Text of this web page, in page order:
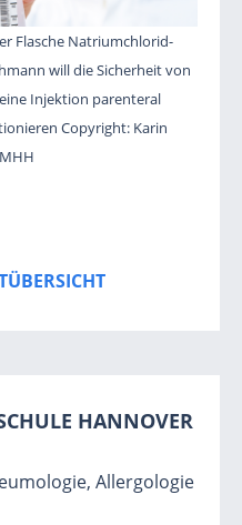
HANNOVER
Allergologie
Flasche Natriumchlorid-
will die Sicherheit von
Injektion parenteral
Copyright: Karin